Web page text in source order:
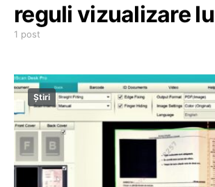
reguli vizualizare
1 post
Știri